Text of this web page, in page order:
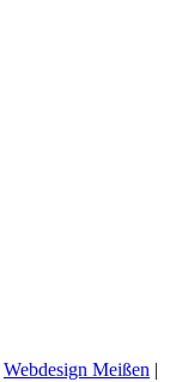
Webdesign Meißen |